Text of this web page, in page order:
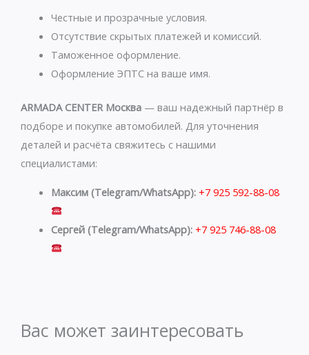
p
p
a
m
Честные и прозрачные условия.
Отсутствие скрытых платежей и комиссий.
Таможенное оформление.
Оформление ЭПТС на ваше имя.
ARMADA CENTER Москва — ваш надежный партнёр в
подборе и покупке автомобилей. Для уточнения
деталей и расчёта свяжитесь с нашими
специалистами:
Максим (Telegram/WhatsApp): +7 925 592-88-08
Сергей (Telegram/WhatsApp): +7 925 746-88-08
Вас может заинтересовать